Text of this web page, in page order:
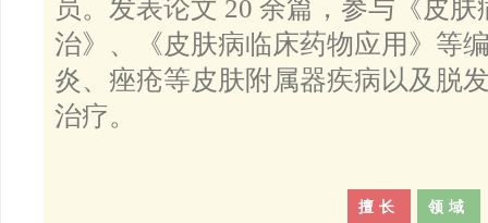
员。发表论文 20 余篇，参与《皮
治》、《皮肤病临床药物应用》等
炎、痤疮等皮肤附属器疾病以及脱
治疗。
擅长 领域
马小玲
常州白癜风医院
医生
宋玉芹
常州白癜风医院